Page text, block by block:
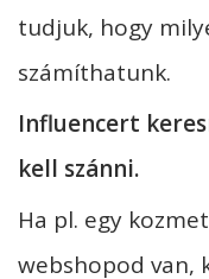
tudjuk, hogy
számíthatunk.
Influencert
kell szánni.
Ha pl. egy
webshopod van,